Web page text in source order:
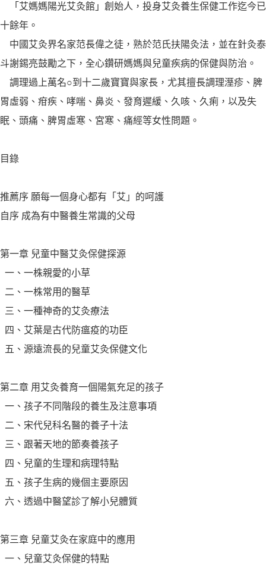
「艾媽媽陽光艾灸館」創始人，投身艾灸養生保健工作迄今已
十餘年。
中國艾灸界名家范長偉之徒，熟於范氏扶陽灸法，並在針灸泰
斗謝錫亮鼓勵之下，全心鑽研媽媽與兒童疾病的保健與防治。
調理過上萬名○到十二歲寶寶與家長，尤其擅長調理溼疹、脾
胃虛弱、疳疾、哮喘、鼻炎、發育遲緩、久咳、久痢，以及失
眠、頭痛、脾胃虛寒、宮寒、痛經等女性問題。
目錄
推薦序 願每一個身心都有「艾」的呵護
自序 成為有中醫養生常識的父母
第一章 兒童中醫艾灸保健探源
一、一株親愛的小草
二、一株常用的醫草
三、一種神奇的艾灸療法
四、艾葉是古代防瘟疫的功臣
五、源遠流長的兒童艾灸保健文化
第二章 用艾灸養育一個陽氣充足的孩子
一、孩子不同階段的養生及注意事項
二、宋代兒科名醫的養子十法
三、跟著天地的節奏養孩子
四、兒童的生理和病理特點
五、孩子生病的幾個主要原因
六、透過中醫望診了解小兒體質
第三章 兒童艾灸在家庭中的應用
一、兒童艾灸保健的特點